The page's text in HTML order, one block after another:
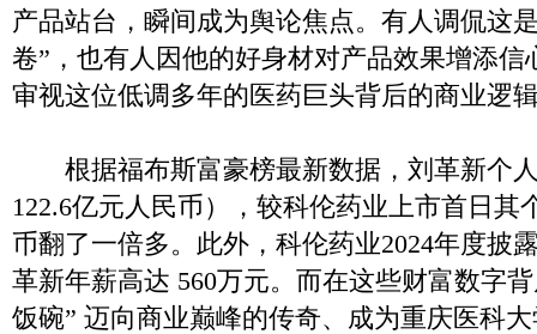
产品站台，瞬间成为舆论焦点。有人调侃这
卷”，也有人因他的好身材对产品效果增添信
审视这位低调多年的医药巨头背后的商业逻
根据福布斯富豪榜最新数据，刘革新个人
122.6亿元人民币），较科伦药业上市首日其
币翻了一倍多。此外，科伦药业2024年度披
革新年薪高达 560万元。而在这些财富数字
饭碗” 迈向商业巅峰的传奇、成为重庆医科